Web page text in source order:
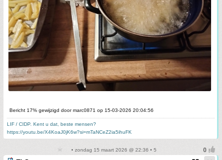
Bericht 17% gewijzigd door marc0871 op 15-03-2026 20:04:56
LIF / CIDP. Kent u dat, beste mensen?
https://youtu.be/X4KoaJ0jK6w?si=mTaNCeZ2ia5ihuFK
• zondag 15 maart 2026 @ 22:36 • 5